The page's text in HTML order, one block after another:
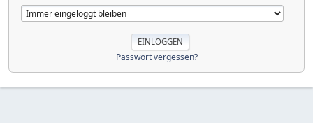
Passwort vergessen?